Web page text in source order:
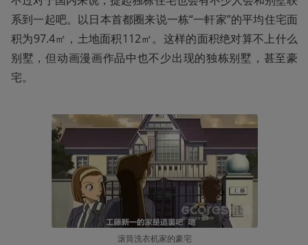
系到一起吧。以日本首都圈来说一栋“一軒家”的平均住宅面
积为97.4㎡，土地面积112㎡。这样的面积绝对算不上什么
别墅，但动画漫画作品中也不少出现的独栋别墅，甚至豪
宅。
滚筒洗衣机家的豪宅